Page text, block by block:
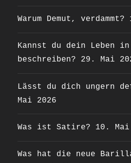
Warum Demut, verdammt?
Kannst du dein Leben
beschreiben?
29. Mai
Lässt du dich ungern
Mai 2026
Was ist Satire? 10. Mai
Was hat die neue